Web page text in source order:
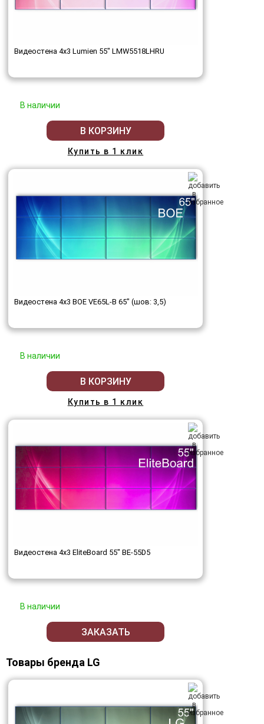
Видеостена 4x3 Lumien 55" LMW5518LHRU
В наличии
В КОРЗИНУ
Купить в 1 клик
Видеостена 4x3 BOE VE65L-B 65" (шов: 3,5)
В наличии
В КОРЗИНУ
Купить в 1 клик
Видеостена 4x3 EliteBoard 55" BE-55D5
В наличии
ЗАКАЗАТЬ
Товары бренда LG